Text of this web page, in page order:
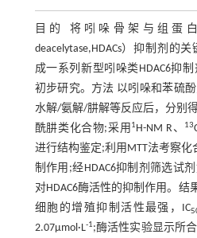
目的 将吲哚骨架与组蛋
deacelytase,HDACs）抑制剂的
成一系列新型吲哚类HDAC6抑
初步研究。方法 以吲哚和苯硫
水解/氨解/肼解等反应后，分别
酰肼类化合物;采用 1H-NM R、 13
进行结构鉴定;利用MTT法考察化
制作用;经HDAC6抑制剂筛选试
对HDAC6酶活性的抑制作用。结
细胞的增殖抑制活性最强，IC
2.07μmol·L-1;酶活性实验显示所